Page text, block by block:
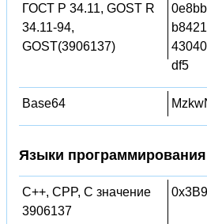
ГОСТ Р 34.11, GOST R
34.11-94,
GOST(3906137)
df5
Base64
Языки программирования
C++, CPP, C значение
3906137